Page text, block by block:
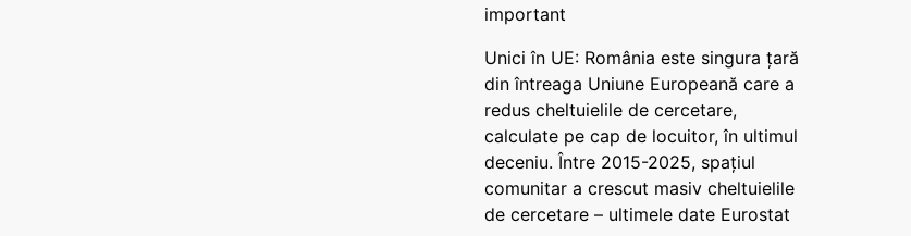
important
Unici în UE: România este singura țară
din întreaga Uniune Europeană care a
redus cheltuielile de cercetare,
calculate pe cap de locuitor, în ultimul
deceniu. Între 2015-2025, spațiul
comunitar a crescut masiv cheltuielile
de cercetare – ultimele date Eurostat